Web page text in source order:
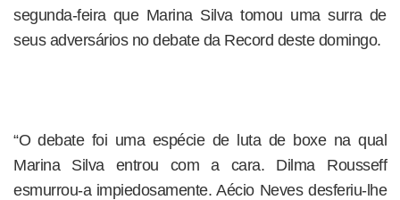
segunda-feira que Marina Silva tomou uma surra de
seus adversários no debate da Record deste domingo.
“O debate foi uma espécie de luta de boxe na qual
Marina Silva entrou com a cara. Dilma Rousseff
esmurrou-a impiedosamente. Aécio Neves desferiu-lhe